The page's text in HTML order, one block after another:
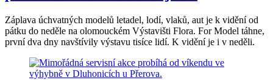
Záplava úchvatných modelů letadel, lodí, vlaků, aut je k vidění od
pátku do neděle na olomouckém Výstavišti Flora. For Model táhne,
první dva dny navštívily výstavu tisíce lidí. K vidění je i v neděli.